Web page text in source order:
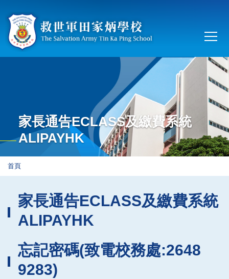
Main
家長通告ECLASS及繳費系統
ALIPAYHK
導
連
結
首頁
家長通告ECLASS及繳費系統
ALIPAYHK
忘記密碼(致電校務處:2648
9283)